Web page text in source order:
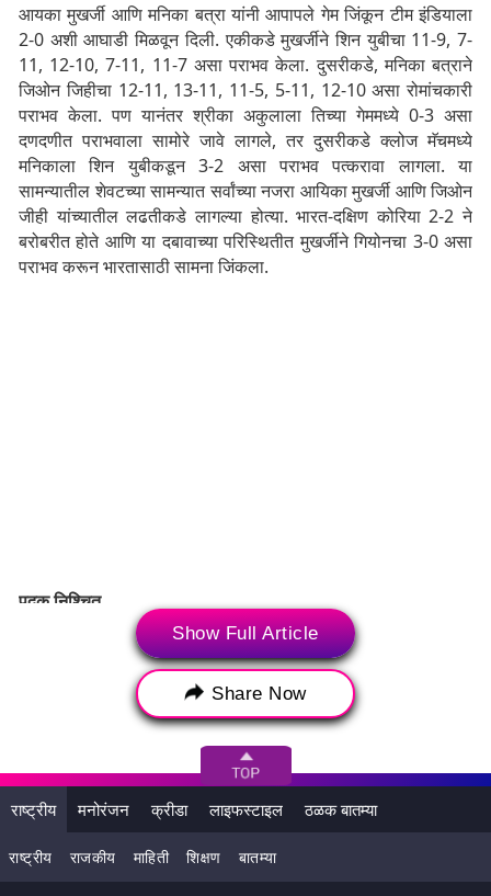
आयका मुखर्जी आणि मनिका बत्रा यांनी आपापले गेम जिंकून टीम इंडियाला
2-0 अशी आघाडी मिळवून दिली. एकीकडे मुखर्जीने शिन युबीचा 11-9, 7-
11, 12-10, 7-11, 11-7 असा पराभव केला. दुसरीकडे, मनिका बत्राने
जिओन जिहीचा 12-11, 13-11, 11-5, 5-11, 12-10 असा रोमांचकारी
पराभव केला. पण यानंतर श्रीका अकुलाला तिच्या गेममध्ये 0-3 असा
दणदणीत पराभवाला सामोरे जावे लागले, तर दुसरीकडे क्लोज मॅचमध्ये
मनिकाला शिन युबीकडून 3-2 असा पराभव पत्करावा लागला. या
सामन्यातील शेवटच्या सामन्यात सर्वांच्या नजरा आयिका मुखर्जी आणि जिओन
जीही यांच्यातील लढतीकडे लागल्या होत्या. भारत-दक्षिण कोरिया 2-2 ने
बरोबरीत होते आणि या दबावाच्या परिस्थितीत मुखर्जीने गियोनचा 3-0 असा
पराभव करून भारतासाठी सामना जिंकला.
पदक निश्चित
आशियाई टेबल टेनिस स्पर्धेची उपांत्य फेरी गाठून भारतीय संघाचे किमान
कांस्य पदक निश्चित झाले आहे. आता बुधवारी उपांत्य फेरीत भारताचा सामना
जपान किंवा सिंगापूरशी होणार आहे. गतवर्षीबद्दल बोलायचे झाले तर भारतीय
महिला संघ आशियाई टेबल टेनिस स्पर्धेत सहाव्या स्थानावर राहिला होता.
5व्या आणि 6व्या स्थानासाठी झालेल्या सामन्यात थायलंडकडून 0-3 असा
पराभव स्वीकारावा लागला. मात्र अवघ्या वर्षभरानंतर भारतीय महिला संघाने
इतिहास रचला आहे. भारतीय पुरुष संघानेही उपांत्यपूर्व फेरीत प्रवेश केला
आहे.
Show Full Article
Share Now
राष्ट्रीय मनोरंजन क्रीडा लाइफस्टाइल ठळक बातम्या
राष्ट्रीय राजकीय माहिती शिक्षण बातम्या